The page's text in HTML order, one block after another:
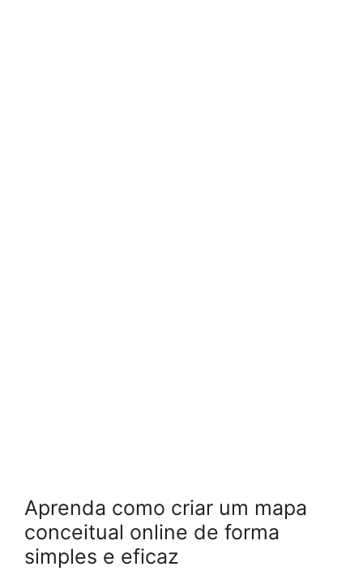
Aprenda como criar um mapa
conceitual online de forma
simples e eficaz